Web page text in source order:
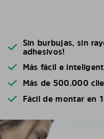
Sin burbujas, sin
adhesivos!
Más fácil e
Más de 500.000
Fácil de montar en